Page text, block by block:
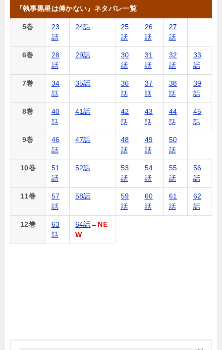
『執事黒星は傅かない』ネタバレ一覧
5巻
23
話
24話
25
話
26
話
27
話
6巻
28
話
29話
30
話
31
話
32
話
33
話
7巻
34
話
35話
36
話
37
話
38
話
39
話
8巻
40
話
41話
42
話
43
話
44
話
45
話
9巻
46
話
47話
48
話
49
話
50
話
10巻
51
話
52話
53
話
54
話
55
話
56
話
11巻
57
話
58話
59
話
60
話
61
話
62
話
12巻
63
話
64話 ←NE
W